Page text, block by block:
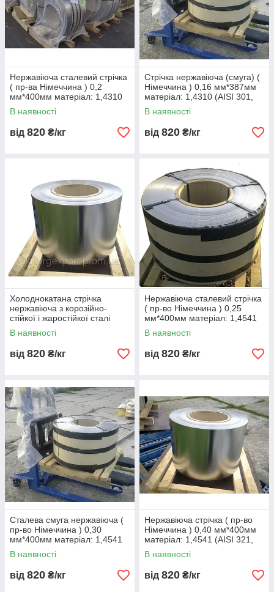
нормам стандарту EN10258.
Типи і обсяг контролів
відповідно до EN10204.
Стали відповідають умовам, наведеним у підрозділі
«властивості пружинних сталей», використовуються для
виробництва пружин і пружних елементів, які можуть
піддаватися ефектів корозії і короткочасним підвищенням
температури.
Нержавіюча сталевий стрічка
( пр-ва Німеччина ) 0,2
мм*400мм матеріал: 1,4310
(AISI 301, 12Х18Н9 )
нагартовка
В наявності
від 820 ₴/кг
Стрічка нержавіюча (смуга) (
Німеччина ) 0,16 мм*387мм
матеріал: 1,4310 (AISI 301,
12Х18Н9 ) нагартовка
В наявності
від 820 ₴/кг
Холоднокатана стрічка
нержавіюча з корозійно-
стійкої і жаростійкої сталі
завтовшки 0,1...0,5
В наявності
від 820 ₴/кг
Нержавіюча сталевий стрічка
( пр-во Німеччина ) 0,25
мм*400мм матеріал: 1,4541
(AISI 321, 08Х18Н10Т)
В наявності
від 820 ₴/кг
Сталева смуга нержавіюча (
пр-во Німеччина ) 0,30
мм*400мм матеріал: 1,4541
(AISI 321, 08Х18Н10Т)
нагартовка
В наявності
від 820 ₴/кг
Нержавіюча стрічка ( пр-во
Німеччина ) 0,40 мм*400мм
матеріал: 1,4541 (AISI 321,
08Х18Н10Т) нагартовка
В наявності
від 820 ₴/кг